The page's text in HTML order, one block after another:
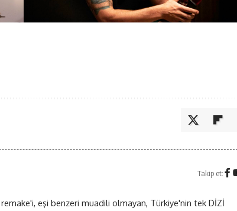
Takip et:
eşi benzeri muadili olmayan, Türkiye'nin tek DİZİ